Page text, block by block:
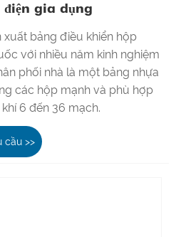
điện gia dụng
bảng điều khiển hộp
với nhiều năm kinh nghiệm
phối nhà là một bảng nhựa
các hộp mạnh và phù hợp
6 đến 36 mạch.
cầu >>